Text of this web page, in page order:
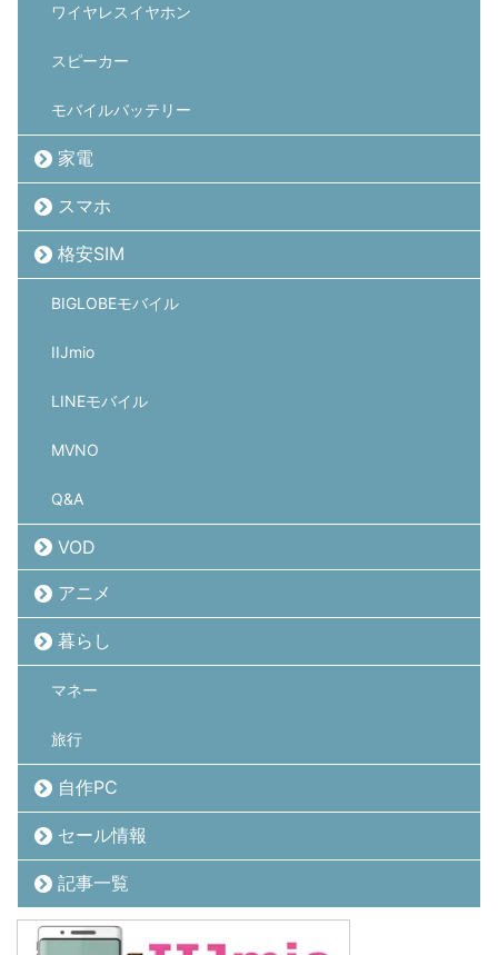
ワイヤレスイヤホン
スピーカー
モバイルバッテリー
家電
スマホ
格安SIM
BIGLOBEモバイル
IIJmio
LINEモバイル
MVNO
Q&A
VOD
アニメ
暮らし
マネー
旅行
自作PC
セール情報
記事一覧